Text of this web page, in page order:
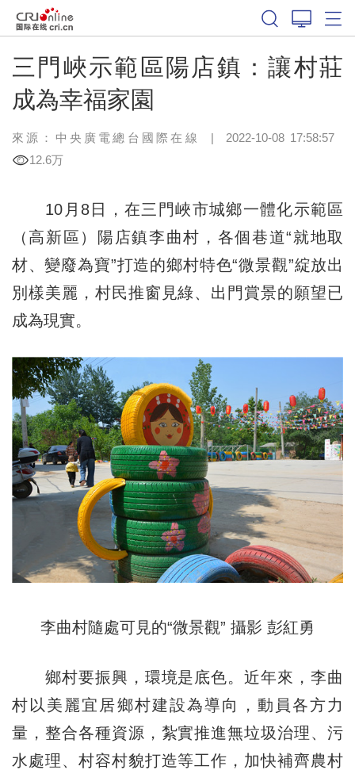
三門峽示範區陽店鎮：讓村莊
成為幸福家園
來源：中央廣電總台國際在線 | 2022-10-08 17:58:57
12.6万
10月8日，在三門峽市城鄉一體化示範區
（高新區）陽店鎮李曲村，各個巷道“就地取
材、變廢為寶”打造的鄉村特色“微景觀”綻放出
別樣美麗，村民推窗見綠、出門賞景的願望已
成為現實。
李曲村隨處可見的“微景觀” 攝影 彭紅勇
鄉村要振興，環境是底色。近年來，李曲
村以美麗宜居鄉村建設為導向，動員各方力
量，整合各種資源，紮實推進無垃圾治理、污
水處理、村容村貌打造等工作，加快補齊農村